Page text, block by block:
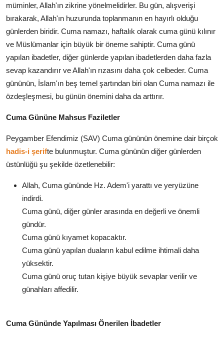
müminler, Allah'ın zikrine yönelmelidirler. Bu gün, alışverişi
bırakarak, Allah'ın huzurunda toplanmanın en hayırlı olduğu
günlerden biridir. Cuma namazı, haftalık olarak cuma günü kılınır
ve Müslümanlar için büyük bir öneme sahiptir. Cuma günü
yapılan ibadetler, diğer günlerde yapılan ibadetlerden daha fazla
sevap kazandırır ve Allah'ın rızasını daha çok celbeder. Cuma
gününün, İslam'ın beş temel şartından biri olan Cuma namazı ile
özdeşleşmesi, bu günün önemini daha da arttırır.
Cuma Gününe Mahsus Faziletler
Peygamber Efendimiz (SAV) Cuma gününün önemine dair birçok
hadis-i şerifte bulunmuştur. Cuma gününün diğer günlerden
üstünlüğü şu şekilde özetlenebilir:
Allah, Cuma gününde Hz. Adem'i yarattı ve yeryüzüne
indirdi.
Cuma günü, diğer günler arasında en değerli ve önemli
gündür.
Cuma günü kıyamet kopacaktır.
Cuma günü yapılan duaların kabul edilme ihtimali daha
yüksektir.
Cuma günü oruç tutan kişiye büyük sevaplar verilir ve
günahları affedilir.
Cuma Gününde Yapılması Önerilen İbadetler